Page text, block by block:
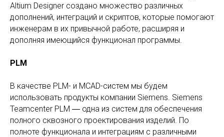
Altium Designer создано множество различных
дополнений, интеграций и скриптов, которые помогают
инженерам в их привычной работе, расширяя и
дополняя имеющийся функционал программы.
PLM
В качестве PLM- и MCAD-систем мы будем
использовать продукты компании Siemens. Siemens
Teamcenter PLM ― одна из систем для обеспечения
полного сквозного проектирования изделий. По
полноте функционала и интеграциям с различными